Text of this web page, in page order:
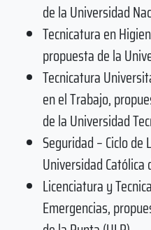
de la Universidad
Tecnicatura en
propuesta de la
Tecnicatura
en el Trabajo,
de la Universidad
Seguridad – Ciclo
Universidad Católica
Licenciatura y
Emergencias,